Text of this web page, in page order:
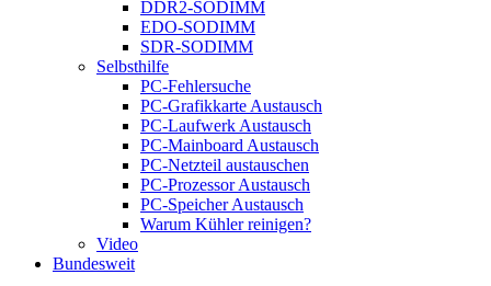
DDR2-SODIMM
EDO-SODIMM
SDR-SODIMM
Selbsthilfe
PC-Fehlersuche
PC-Grafikkarte Austausch
PC-Laufwerk Austausch
PC-Mainboard Austausch
PC-Netzteil austauschen
PC-Prozessor Austausch
PC-Speicher Austausch
Warum Kühler reinigen?
Video
Bundesweit